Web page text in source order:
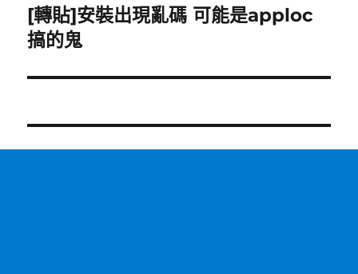
章:
下
一
文
[轉貼]安裝出現亂碼 可能是apploc
搞的鬼